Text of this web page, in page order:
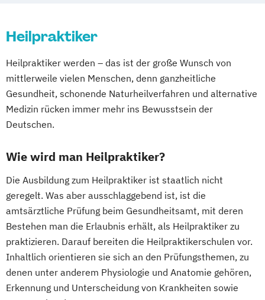
Heilpraktiker
Heilpraktiker werden – das ist der große Wunsch von
mittlerweile vielen Menschen, denn ganzheitliche
Gesundheit, schonende Naturheilverfahren und alternative
Medizin rücken immer mehr ins Bewusstsein der
Deutschen.
Wie wird man Heilpraktiker?
Die Ausbildung zum Heilpraktiker ist staatlich nicht
geregelt. Was aber ausschlaggebend ist, ist die
amtsärztliche Prüfung beim Gesundheitsamt, mit deren
Bestehen man die Erlaubnis erhält, als Heilpraktiker zu
praktizieren. Darauf bereiten die Heilpraktikerschulen vor.
Inhaltlich orientieren sie sich an den Prüfungsthemen, zu
denen unter anderem Physiologie und Anatomie gehören,
Erkennung und Unterscheidung von Krankheiten sowie